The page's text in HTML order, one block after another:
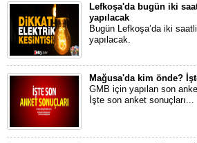
Lefkoşa'da bugün iki
yapılacak
Bugün Lefkoşa’da iki
yapılacak.
Mağusa'da kim önde?
GMB için yapılan son
İşte son anket sonuçları...